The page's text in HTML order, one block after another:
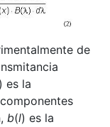
de
) es la
b(l) es la